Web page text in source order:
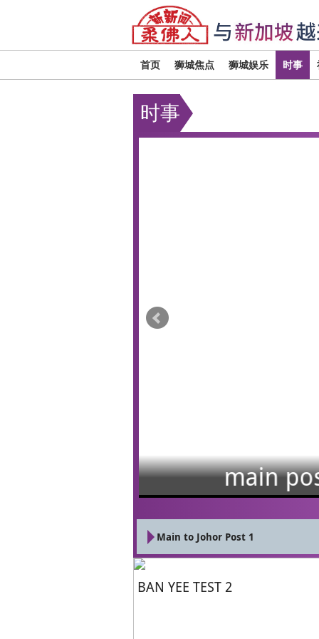
首页 狮城焦点 狮城娱乐 时事
时事
main post to
Main to Johor Post 1
BAN YEE TEST 2